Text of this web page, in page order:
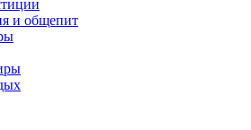
и общепит